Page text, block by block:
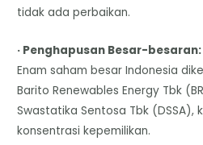
tidak ada perbaikan.
· Penghapusan Besar-besaran:
Enam saham besar Indonesia
Barito Renewables Energy Tbk
Swastatika Sentosa Tbk (DSSA),
konsentrasi kepemilikan.